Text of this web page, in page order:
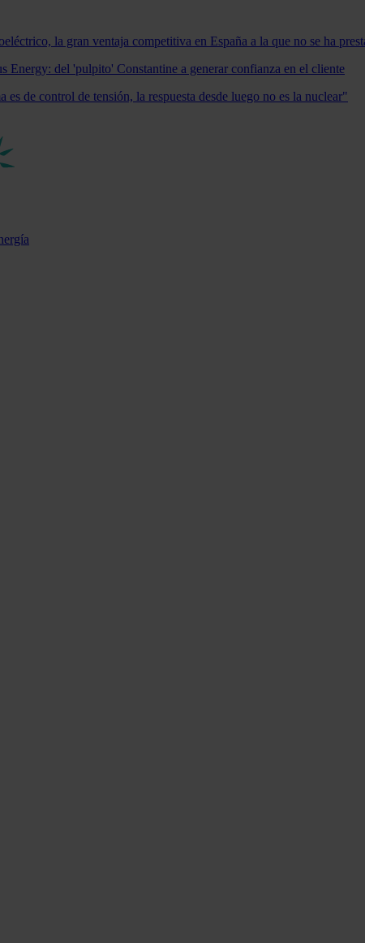
la gran ventaja competitiva en España a la que no se ha
Energy: del 'pulpito' Constantine a generar confianza en el cliente
de control de tensión, la respuesta desde luego no es la nuclear"